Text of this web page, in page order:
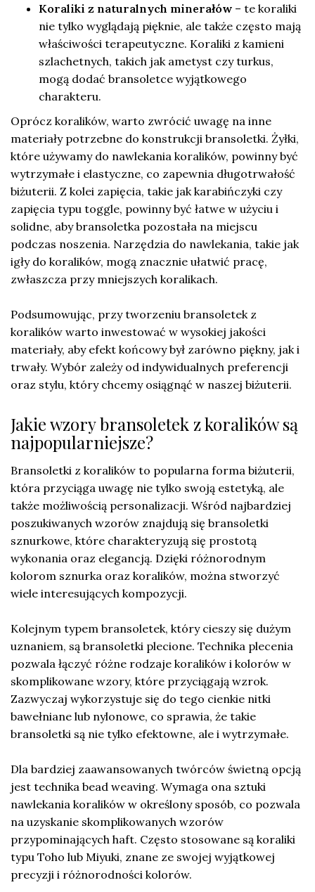
Koraliki z naturalnych minerałów – te koraliki
nie tylko wyglądają pięknie, ale także często mają
właściwości terapeutyczne. Koraliki z kamieni
szlachetnych, takich jak ametyst czy turkus,
mogą dodać bransoletce wyjątkowego
charakteru.
Oprócz koralików, warto zwrócić uwagę na inne
materiały potrzebne do konstrukcji bransoletki. Żyłki,
które używamy do nawlekania koralików, powinny być
wytrzymałe i elastyczne, co zapewnia długotrwałość
biżuterii. Z kolei zapięcia, takie jak karabińczyki czy
zapięcia typu toggle, powinny być łatwe w użyciu i
solidne, aby bransoletka pozostała na miejscu
podczas noszenia. Narzędzia do nawlekania, takie jak
igły do koralików, mogą znacznie ułatwić pracę,
zwłaszcza przy mniejszych koralikach.
Podsumowując, przy tworzeniu bransoletek z
koralików warto inwestować w wysokiej jakości
materiały, aby efekt końcowy był zarówno piękny, jak i
trwały. Wybór zależy od indywidualnych preferencji
oraz stylu, który chcemy osiągnąć w naszej biżuterii.
Jakie wzory bransoletek z koralików są
najpopularniejsze?
Bransoletki z koralików to popularna forma biżuterii,
która przyciąga uwagę nie tylko swoją estetyką, ale
także możliwością personalizacji. Wśród najbardziej
poszukiwanych wzorów znajdują się bransoletki
sznurkowe, które charakteryzują się prostotą
wykonania oraz elegancją. Dzięki różnorodnym
kolorom sznurka oraz koralików, można stworzyć
wiele interesujących kompozycji.
Kolejnym typem bransoletek, który cieszy się dużym
uznaniem, są bransoletki plecione. Technika plecenia
pozwala łączyć różne rodzaje koralików i kolorów w
skomplikowane wzory, które przyciągają wzrok.
Zazwyczaj wykorzystuje się do tego cienkie nitki
bawełniane lub nylonowe, co sprawia, że takie
bransoletki są nie tylko efektowne, ale i wytrzymałe.
Dla bardziej zaawansowanych twórców świetną opcją
jest technika bead weaving. Wymaga ona sztuki
nawlekania koralików w określony sposób, co pozwala
na uzyskanie skomplikowanych wzorów
przypominających haft. Często stosowane są koraliki
typu Toho lub Miyuki, znane ze swojej wyjątkowej
precyzji i różnorodności kolorów.